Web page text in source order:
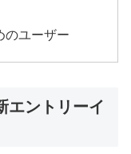
のユーザー
エントリーイ